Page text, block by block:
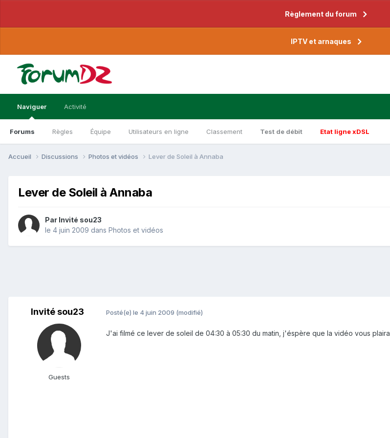
Règlement du forum
IPTV et arnaques
Naviguer
Forums Règles Équipe Utilisateurs en ligne Classement Test de débit Etat ligne xDSL
Activité
Accueil Discussions Photos et vidéos Lever de Soleil à Annaba
Lever de Soleil à Annaba
Par Invité sou23
le 4 juin 2009 dans Photos et vidéos
Invité sou23
Guests
Posté(e) le 4 juin 2009 (modifié)
J'ai filmé ce lever de soleil de 04:30 à 05:30 du matin, j'éspère que la vidéo vous plaira